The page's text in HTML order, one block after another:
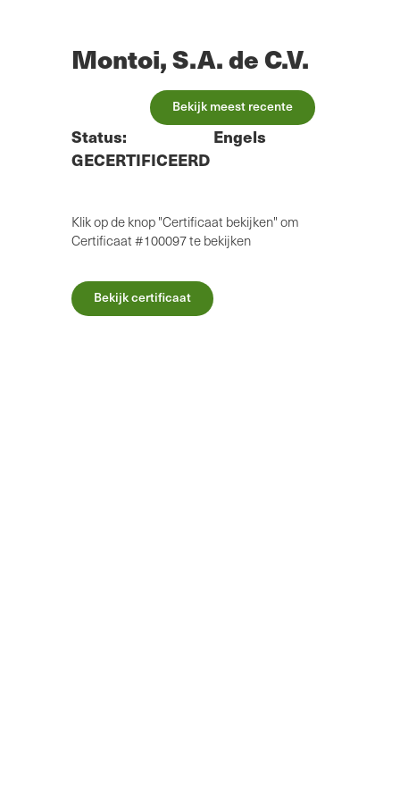
Montoi, S.A. de C.V.
Bekijk meest recente
Status:
GECERTIFICEERD
Engels
Klik op de knop "Certificaat bekijken" om
Certificaat #100097 te bekijken
Bekijk certificaat